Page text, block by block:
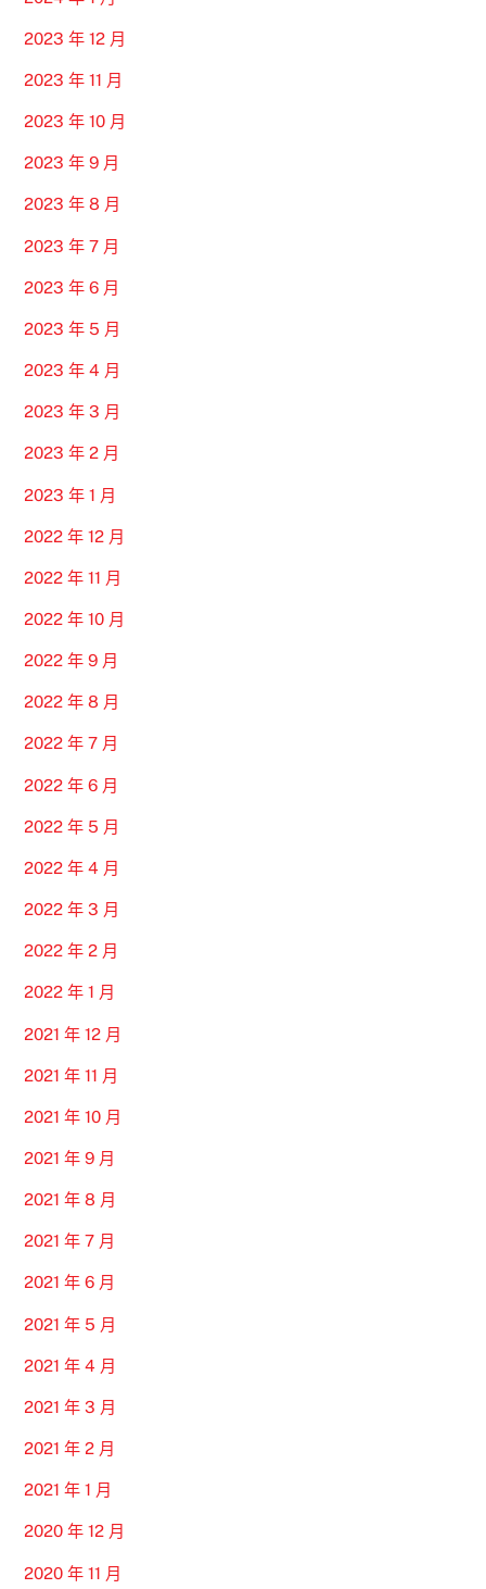
2023 年 12 月
2023 年 11 月
2023 年 10 月
2023 年 9 月
2023 年 8 月
2023 年 7 月
2023 年 6 月
2023 年 5 月
2023 年 4 月
2023 年 3 月
2023 年 2 月
2023 年 1 月
2022 年 12 月
2022 年 11 月
2022 年 10 月
2022 年 9 月
2022 年 8 月
2022 年 7 月
2022 年 6 月
2022 年 5 月
2022 年 4 月
2022 年 3 月
2022 年 2 月
2022 年 1 月
2021 年 12 月
2021 年 11 月
2021 年 10 月
2021 年 9 月
2021 年 8 月
2021 年 7 月
2021 年 6 月
2021 年 5 月
2021 年 4 月
2021 年 3 月
2021 年 2 月
2021 年 1 月
2020 年 12 月
2020 年 11 月